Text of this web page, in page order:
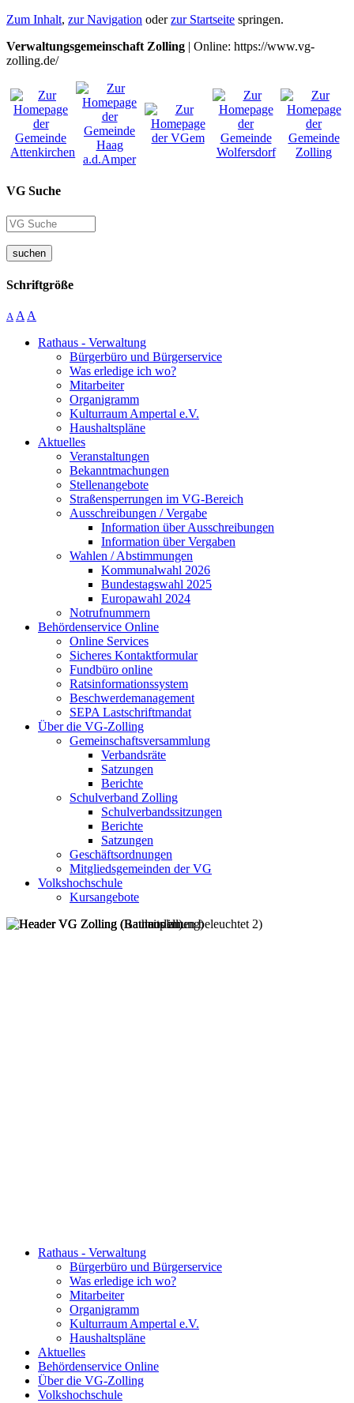
Zum Inhalt, zur Navigation oderzur Startseite springen.
Verwaltungsgemeinschaft Zolling | Online: https://www.vg-
zolling.de/
VG Suche
suchen
Schriftgröße
A A A
Rathaus - Verwaltung
Bürgerbüro und Bürgerservice
Was erledige ich wo?
Mitarbeiter
Organigramm
Kulturraum Ampertal e.V.
Haushaltspläne
Aktuelles
Veranstaltungen
Bekanntmachungen
Stellenangebote
Straßensperrungen im VG-Bereich
Ausschreibungen / Vergabe
Information über Ausschreibungen
Information über Vergaben
Wahlen / Abstimmungen
Kommunalwahl 2026
Bundestagswahl 2025
Europawahl 2024
Notrufnummern
Behördenservice Online
Online Services
Sicheres Kontaktformular
Fundbüro online
Ratsinformationssystem
Beschwerdemanagement
SEPA Lastschriftmandat
Über die VG-Zolling
Gemeinschaftsversammlung
Verbandsräte
Satzungen
Berichte
Schulverband Zolling
Schulverbandssitzungen
Berichte
Satzungen
Geschäftsordnungen
Mitgliedsgemeinden der VG
Volkshochschule
Kursangebote
Rathaus - Verwaltung
Bürgerbüro und Bürgerservice
Was erledige ich wo?
Mitarbeiter
Organigramm
Kulturraum Ampertal e.V.
Haushaltspläne
Aktuelles
Behördenservice Online
Über die VG-Zolling
Volkshochschule